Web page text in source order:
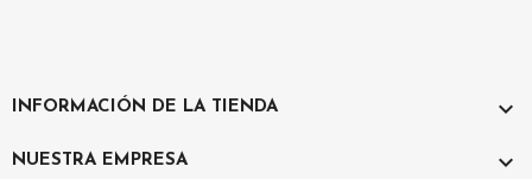
INFORMACIÓN DE LA TIENDA 
NUESTRA EMPRESA 